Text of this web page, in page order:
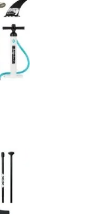
este:
1.490,64 lei.